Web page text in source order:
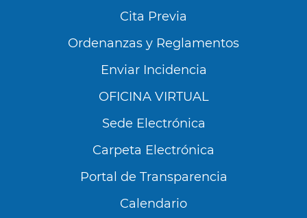
Utilizamos cookies propias y de terceros para
analizar nuestros servicios y mostrarte
publicidad relacionada con tus preferencias en
base a un perfil elaborado a partir de tus
Cita Previa
Ordenanzas y Reglamentos
Enviar Incidencia
OFICINA VIRTUAL
Sede Electrónica
Carpeta Electrónica
Portal de Transparencia
Calendario